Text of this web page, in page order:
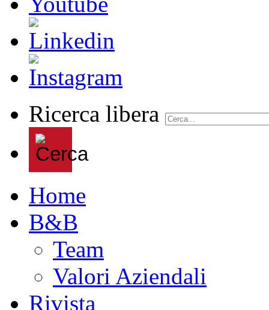
Ricerca libera
Home
B&B
Team
Valori Aziendali
Rivista